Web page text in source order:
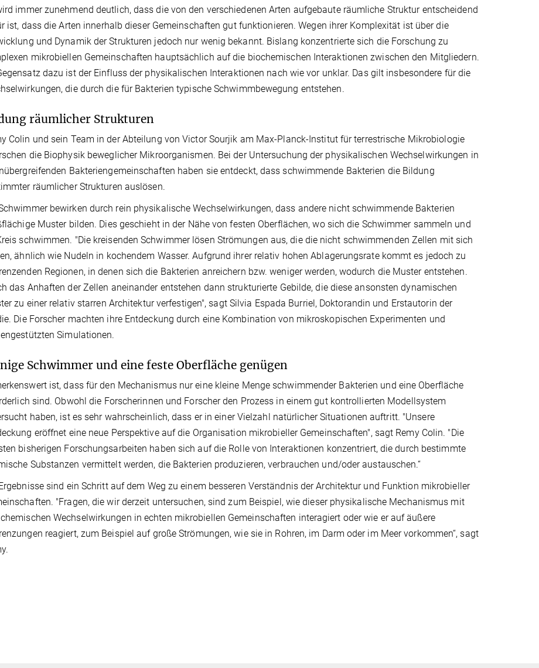
immer zunehmend deutlich, dass die von den verschiedenen Arten aufgebaute räumliche Struktur entscheidend
ist, dass die Arten innerhalb dieser Gemeinschaften gut funktionieren. Wegen ihrer Komplexität ist über die
und Dynamik der Strukturen jedoch nur wenig bekannt. Bislang konzentrierte sich die Forschung zu
mikrobiellen Gemeinschaften hauptsächlich auf die biochemischen Interaktionen zwischen den Mitgliedern.
dazu ist der Einfluss der physikalischen Interaktionen nach wie vor unklar. Das gilt insbesondere für die
die durch die für Bakterien typische Schwimmbewegung entstehen.
räumlicher Strukturen
Colin und sein Team in der Abteilung von Victor Sourjik am Max-Planck-Institut für terrestrische Mikrobiologie
die Biophysik beweglicher Mikroorganismen. Bei der Untersuchung der physikalischen Wechselwirkungen in
Bakteriengemeinschaften haben sie entdeckt, dass schwimmende Bakterien die Bildung
räumlicher Strukturen auslösen.
bewirken durch rein physikalische Wechselwirkungen, dass andere nicht schwimmende Bakterien
Muster bilden. Dies geschieht in der Nähe von festen Oberflächen, wo sich die Schwimmer sammeln und
schwimmen. "Die kreisenden Schwimmer lösen Strömungen aus, die die nicht schwimmenden Zellen mit sich
ähnlich wie Nudeln in kochendem Wasser. Aufgrund ihrer relativ hohen Ablagerungsrate kommt es jedoch zu
Regionen, in denen sich die Bakterien anreichern bzw. weniger werden, wodurch die Muster entstehen.
das Anhaften der Zellen aneinander entstehen dann strukturierte Gebilde, die diese ansonsten dynamischen
zu einer relativ starren Architektur verfestigen", sagt Silvia Espada Burriel, Doktorandin und Erstautorin der
Die Forscher machten ihre Entdeckung durch eine Kombination von mikroskopischen Experimenten und
Simulationen.
Schwimmer und eine feste Oberfläche genügen
ist, dass für den Mechanismus nur eine kleine Menge schwimmender Bakterien und eine Oberfläche
sind. Obwohl die Forscherinnen und Forscher den Prozess in einem gut kontrollierten Modellsystem
haben, ist es sehr wahrscheinlich, dass er in einer Vielzahl natürlicher Situationen auftritt. "Unsere
eröffnet eine neue Perspektive auf die Organisation mikrobieller Gemeinschaften", sagt Remy Colin. "Die
bisherigen Forschungsarbeiten haben sich auf die Rolle von Interaktionen konzentriert, die durch bestimmte
Substanzen vermittelt werden, die Bakterien produzieren, verbrauchen und/oder austauschen.“
sind ein Schritt auf dem Weg zu einem besseren Verständnis der Architektur und Funktion mikrobieller
"Fragen, die wir derzeit untersuchen, sind zum Beispiel, wie dieser physikalische Mechanismus mit
Wechselwirkungen in echten mikrobiellen Gemeinschaften interagiert oder wie er auf äußere
reagiert, zum Beispiel auf große Strömungen, wie sie in Rohren, im Darm oder im Meer vorkommen“, sagt